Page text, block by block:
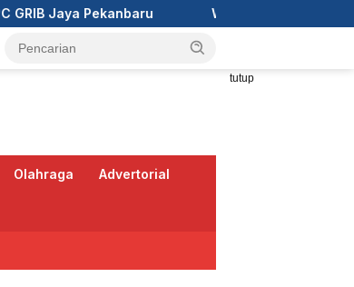
Wali Kota Pekanbaru Ajak RT/RW
tutup
Olahraga Advertorial